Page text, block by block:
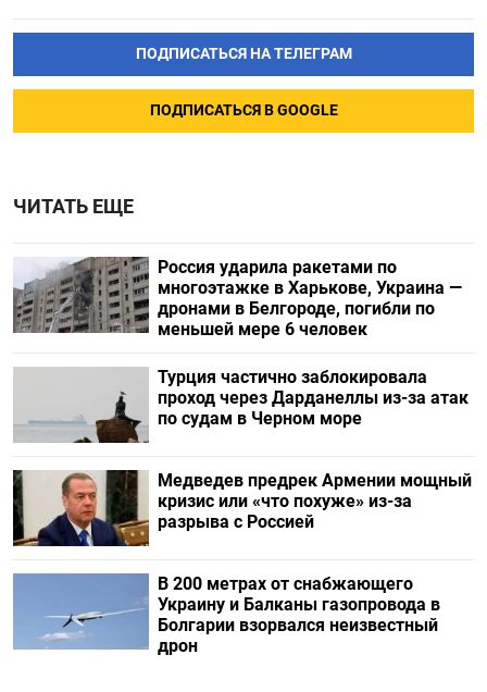
ПОДПИСАТЬСЯ НА ТЕЛЕГРАМ
ПОДПИСАТЬСЯ В GOOGLE
ЧИТАТЬ ЕЩЕ
Россия ударила ракетами по
многоэтажке в Харькове, Украина —
дронами в Белгороде, погибли по
меньшей мере 6 человек
Турция частично заблокировала
проход через Дарданеллы из-за атак
по судам в Черном море
Медведев предрек Армении мощный
кризис или «что похуже» из-за
разрыва с Россией
В 200 метрах от снабжающего
Украину и Балканы газопровода в
Болгарии взорвался неизвестный
дрон